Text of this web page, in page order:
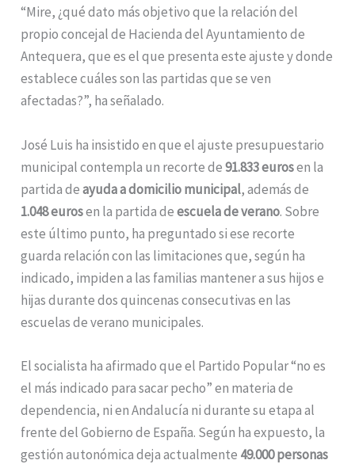
“Mire, ¿qué dato más objetivo que la relación del
propio concejal de Hacienda del Ayuntamiento de
Antequera, que es el que presenta este ajuste y donde
establece cuáles son las partidas que se ven
afectadas?”, ha señalado.
José Luis ha insistido en que el ajuste presupuestario
municipal contempla un recorte de91.833 eurosen la
partida deayuda a domicilio municipal, además de
1.048 eurosen la partida deescuela de verano. Sobre
este último punto, ha preguntado si ese recorte
guarda relación con las limitaciones que, según ha
indicado, impiden a las familias mantener a sus hijos e
hijas durante dos quincenas consecutivas en las
escuelas de verano municipales.
El socialista ha afirmado que el Partido Popular “no es
el más indicado para sacar pecho” en materia de
dependencia, ni en Andalucía ni durante su etapa al
frente del Gobierno de España. Según ha expuesto, la
gestión autonómica deja actualmente 49.000 personas